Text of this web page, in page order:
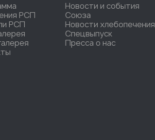
РСП
РСП
Новости и события
Союза
Новости хлебопечения
Спецвыпуск
Пресса о нас